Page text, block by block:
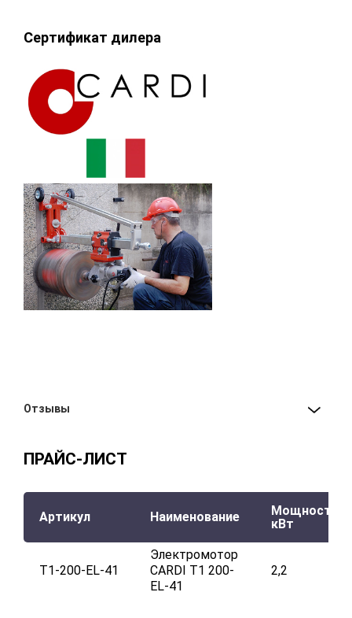
Сертификат дилера
Отзывы
ПРАЙС-ЛИСТ
Артикул Наименование
Мощность,
кВт
T1-200-EL-41
Электромотор
CARDI T1 200-
EL-41
2,2